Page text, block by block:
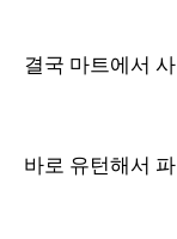
결국 마트에서
바로 유턴해서